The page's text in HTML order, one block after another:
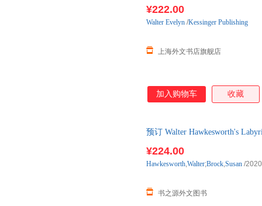
¥222.00
上海外文书店旗舰店
Walter Evelyn /Kessinger Publishing
加入购物车 收藏
预订 Walter Hawkesworth's
¥224.00
书之源外文图书
Hawkesworth,Walter;Brock,Susan /